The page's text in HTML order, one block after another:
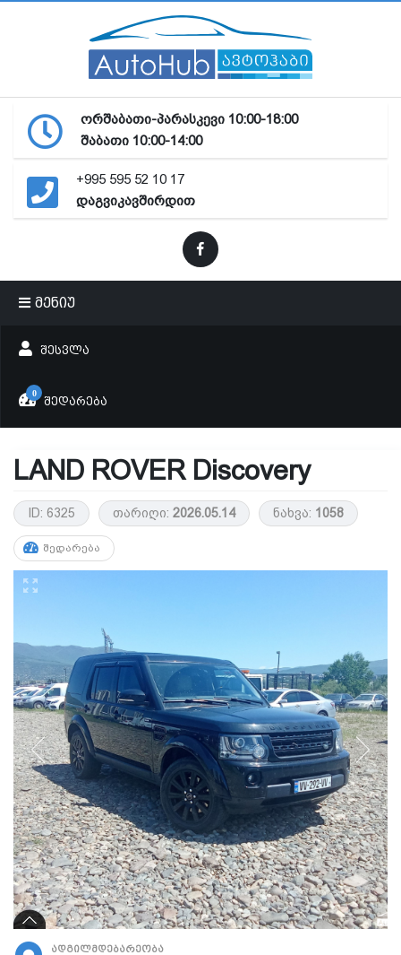
ორშაბათი-პარასკევი 10:00-18:00
შაბათი 10:00-14:00
+995 595 52 10 17
დაგვიკავშირდით
მენიუ
ᲨᲔᲡᲕᲚᲐ
0
ᲨᲔᲓᲐᲠᲔᲑᲐ
LAND ROVER Discovery
ID: 6325 თარიღი: 2026.05.14 ნახვა: 1058
ᲨᲔᲓᲐᲠᲔᲑᲐ
ადგილმდებარეობა